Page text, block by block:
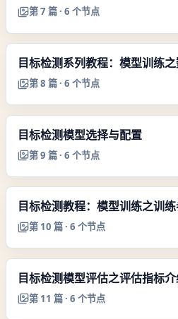
第7 篇 · 6 个节点
目标检测系列教程：模型训练
第8 篇 · 6 个节点
目标检测模型选择与配置
第9 篇 · 6 个节点
目标检测教程：模型训练之训
第 10 篇 · 6 个节点
目标检测模型评估之评估指标
第 11 篇 · 6 个节点